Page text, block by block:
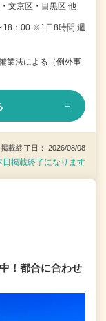
文京区・目黒区 他
18：00 ※1日8時間 週
業法による（例外事
載終了日： 2026/08/08
日掲載終了になります
！都合に合わせ